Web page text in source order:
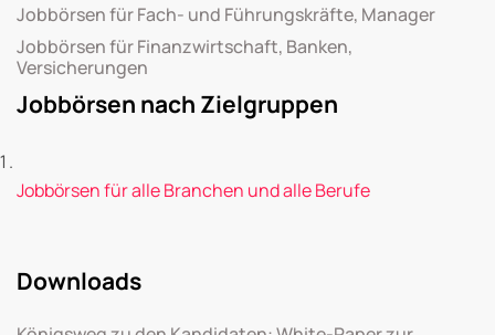
Jobbörsen für Fach- und Führungskräfte, Manager
Jobbörsen für Finanzwirtschaft, Banken,
Versicherungen
Jobbörsen nach Zielgruppen
Jobbörsen für alle Branchen und alle Berufe
Downloads